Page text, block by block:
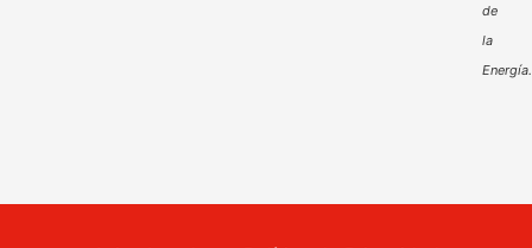
de
la
Energía.